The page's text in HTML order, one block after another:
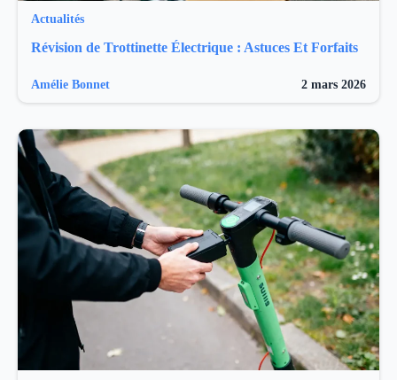
Actualités
Révision de Trottinette Électrique : Astuces Et Forfaits
Amélie Bonnet 2 mars 2026